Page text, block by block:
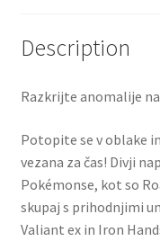
Description
Razkrijte anomalije
Potopite se v oblake
vezana za čas! Divji
Pokémonse, kot so
skupaj s prihodnjimi
Valiant ex in Iron